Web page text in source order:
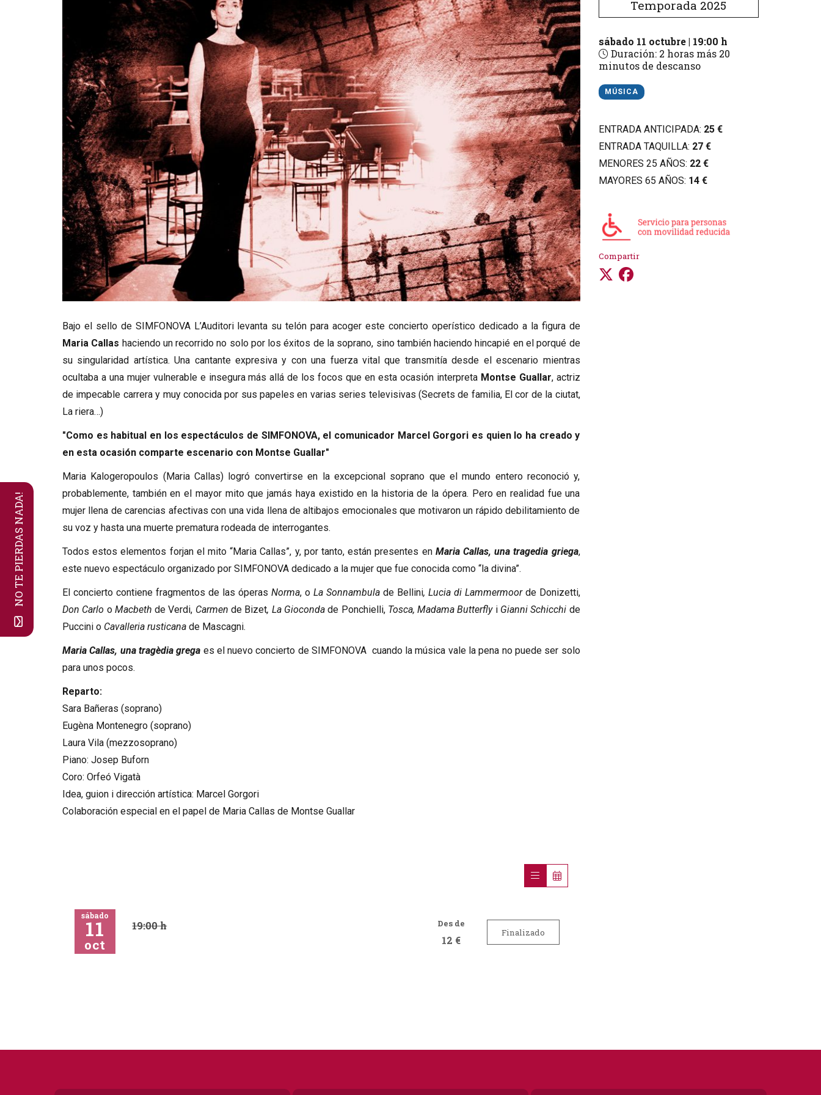
NO TE PIERDAS NADA!
Temporada 2025
sábado 11 octubre| 19:00 h
Duración:2 horas más 20
minutos de descanso
MÚSICA
ENTRADA ANTICIPADA: 25 €
ENTRADA TAQUILLA: 27 €
MENORES 25 AÑOS: 22 €
MAYORES 65 AÑOS: 14 €
Compartir
Bajo el sello de SIMFONOVA L’Auditori levanta su telón para acoger este concierto operístico dedicado a la figura de
Maria Callas haciendo un recorrido no solo por los éxitos de la soprano, sino también haciendo hincapié en el porqué de
su singularidad artística. Una cantante expresiva y con una fuerza vital que transmitía desde el escenario mientras
ocultaba a una mujer vulnerable e insegura más allá de los focos que en esta ocasión interpreta Montse Guallar, actriz
de impecable carrera y muy conocida por sus papeles en varias series televisivas (Secrets de familia, El cor de la ciutat,
La riera…)
"Como es habitual en los espectáculos de SIMFONOVA, el comunicador Marcel Gorgori es quien lo ha creado y
en esta ocasión comparte escenario con Montse Guallar"
Maria Kalogeropoulos (Maria Callas) logró convertirse en la excepcional soprano que el mundo entero reconoció y,
probablemente, también en el mayor mito que jamás haya existido en la historia de la ópera. Pero en realidad fue una
mujer llena de carencias afectivas con una vida llena de altibajos emocionales que motivaron un rápido debilitamiento de
su voz y hasta una muerte prematura rodeada de interrogantes.
Todos estos elementos forjan el mito “Maria Callas”, y, por tanto, están presentes en Maria Callas, una tragedia griega,
este nuevo espectáculo organizado por SIMFONOVA dedicado a la mujer que fue conocida como “la divina”.
El concierto contiene fragmentos de las óperas Norma, o La Sonnambulade Bellini, Lucia di Lammermoorde Donizetti,
Don Carlo o Macbeth de Verdi, Carmen de Bizet, La Giocondade Ponchielli, Tosca, Madama Butterflyi Gianni Schicchi de
Puccini o Cavalleria rusticana de Mascagni.
Maria Callas, una tragèdia grega es el nuevo concierto de SIMFONOVA cuando la música vale la pena no puede ser solo
para unos pocos.
Reparto:
Sara Bañeras (soprano)
Eugèna Montenegro (soprano)
Laura Vila (mezzosoprano)
Piano: Josep Buforn
Coro: Orfeó Vigatà
Idea, guion i dirección artística: Marcel Gorgori
Colaboración especial en el papel de Maria Callas de Montse Guallar
sábado
11
oct
19:00 h Des de
12 €
Finalizado